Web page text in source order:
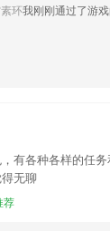
让学习更有乐趣；
知识点，适合萌新
让你获得优秀视觉
翻译，翻译结果可
点以及难点都已经
环我刚刚通过了游
有各种各样的任
无聊
荐